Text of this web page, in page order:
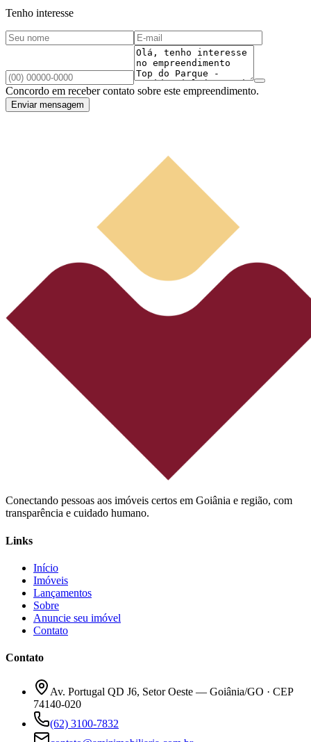
Tenho interesse
Concordo em receber contato sobre este empreendimento.
Enviar mensagem
Conectando pessoas aos imóveis certos em Goiânia e região, com
transparência e cuidado humano.
Links
Início
Imóveis
Lançamentos
Sobre
Anuncie seu imóvel
Contato
Contato
Av. Portugal QD J6, Setor Oeste — Goiânia/GO · CEP
74140-020
(62) 3100-7832